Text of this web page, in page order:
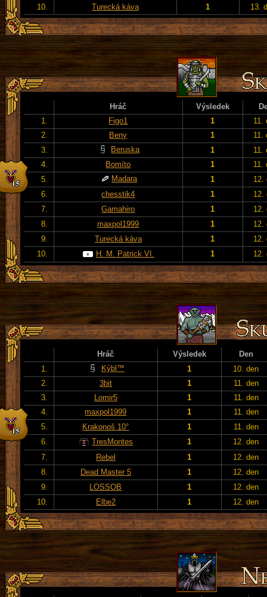
10.
Turecká káva 1 13.
Hráč Výsledek
1.
Figo1 1
11.
2.
Beny 1
11.
3.
Beruska 1
11.
4.
Bomíto 1
11.
5.
Madara 1
12.
6.
chesstik4 1
12.
7.
Gamahiro 1
12.
8.
maxpol1999 1
12.
9.
Turecká káva 1
12.
10.
H. M. Patrick VI. 1 12.
Hráč Výsledek
Den
1.
Kýbl™ 1
10. den
2.
3bit 1
11. den
3.
Lomir5 1
11. den
4.
maxpol1999 1
11. den
5.
Krakonoš 10° 1
11. den
6.
TresMontes 1
12. den
7.
Rebel 1
12. den
8.
Dead Master 5 1
12. den
9.
LOSSOB 1
12. den
10.
Elbe2 1 12. den